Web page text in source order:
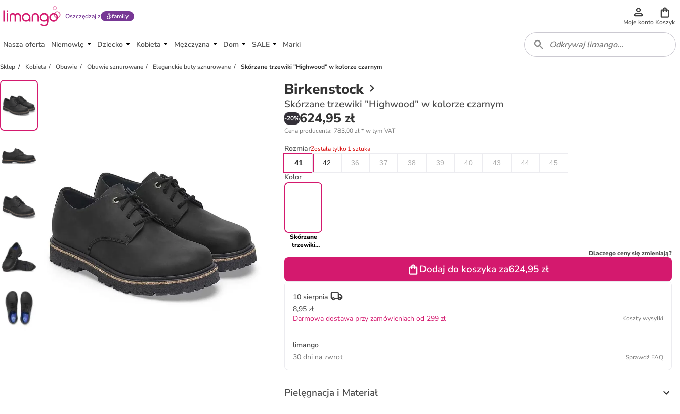
Oszczędzaj z family
Moje konto Koszyk
Nasza oferta Niemowlę Dziecko Kobieta Mężczyzna Dom SALE Marki
Sklep Kobieta Obuwie Obuwie sznurowane Eleganckie buty sznurowane Skórzane trzewiki "Highwood" w kolorze czarnym
Birkenstock
Skórzane trzewiki "Highwood" w kolorze czarnym
-20%624,95 zł
Cena producenta: 783,00 zł* w tym VAT
RozmiarZostała tylko 1 sztuka
41
42 36 37 38 39 40 43 44 45
Kolor
Skórzane
trzewiki
Dlaczego ceny się zmieniają?
Dodaj do koszyka za624,95 zł
10 sierpnia
8,95 zł
Darmowa dostawa przy zamówieniach od 299 zł
Koszty wysyłki
limango
30 dni na zwrot
Sprawdź FAQ
Pielęgnacja i Materiał